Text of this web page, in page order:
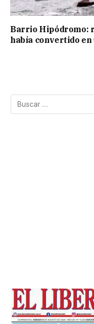
Barrio Hipódromo:
había convertido en